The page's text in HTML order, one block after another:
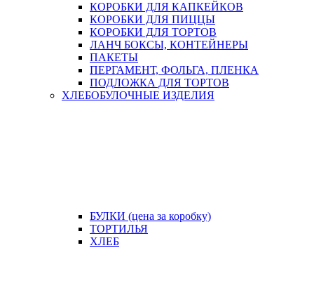
КОРОБКИ ДЛЯ КАПКЕЙКОВ
КОРОБКИ ДЛЯ ПИЦЦЫ
КОРОБКИ ДЛЯ ТОРТОВ
ЛАНЧ БОКСЫ, КОНТЕЙНЕРЫ
ПАКЕТЫ
ПЕРГАМЕНТ, ФОЛЬГА, ПЛЕНКА
ПОДЛОЖКА ДЛЯ ТОРТОВ
ХЛЕБОБУЛОЧНЫЕ ИЗДЕЛИЯ
БУЛКИ (цена за коробку)
ТОРТИЛЬЯ
ХЛЕБ